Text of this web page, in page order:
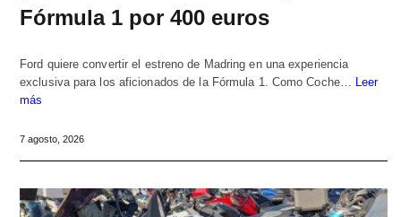
Fórmula 1 por 400 euros
Ford quiere convertir el estreno de Madring en una experiencia
exclusiva para los aficionados de la Fórmula 1. Como Coche… Leer
más
7 agosto, 2026